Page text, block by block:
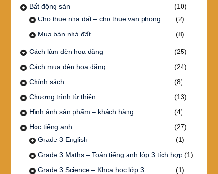
Bất động sản
(10)
Cho thuê nhà đất – cho thuê văn phòng
(2)
Mua bán nhà đất
(8)
Cách làm đèn hoa đăng
(25)
Cách mua đèn hoa đăng
(24)
Chính sách
(8)
Chương trình từ thiện
(13)
Hình ảnh sản phẩm – khách hàng
(4)
Học tiếng anh
(27)
Grade 3 English
(1)
Grade 3 Maths – Toán tiếng anh lớp 3 tích hợp(1)
Grade 3 Science – Khoa học lớp 3
(1)